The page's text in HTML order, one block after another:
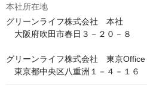
本社所在地
グリーンライフ株式会社　本社
大阪府吹田市春日３－２０－８
グリーンライフ株式会社　東京Office
東京都中央区八重洲１－４－１６